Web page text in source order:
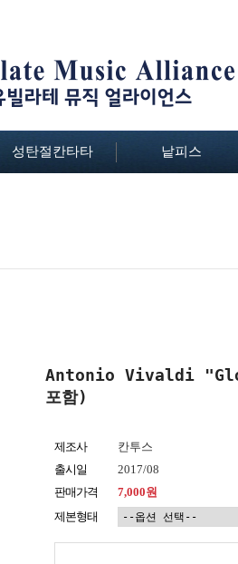
성탄절칸타타 낱피스
Antonio Vivaldi
포함)
제조사
칸투스
출시일
2017/08
판매가격
7,000원
제본형태